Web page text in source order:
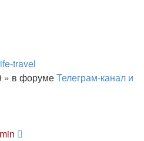
travel
» в форумеТелеграм-канал и